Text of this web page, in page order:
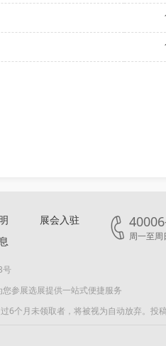
展会入驻
周一至
号
参展选展提供一站式便捷服务
6个月未领取者，将被视为自动放弃。投